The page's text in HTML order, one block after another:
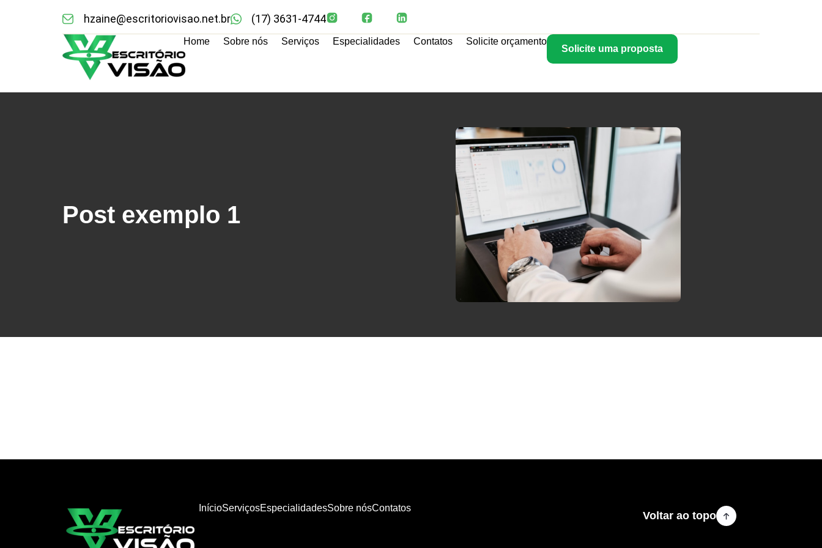
hzaine@escritoriovisao.net.br (17) 3631-4744
Home Sobre nós Serviços Especialidades Contatos Solicite orçamento
Solicite uma proposta
Post exemplo 1
InícioServiçosEspecialidadesSobre nósContatos
Voltar ao topo